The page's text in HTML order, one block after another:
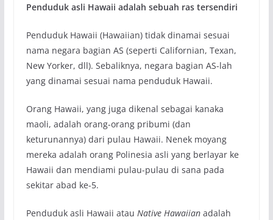
Penduduk asli Hawaii adalah sebuah ras tersendiri
Penduduk Hawaii (Hawaiian) tidak dinamai sesuai
nama negara bagian AS (seperti Californian, Texan,
New Yorker, dll). Sebaliknya, negara bagian AS-lah
yang dinamai sesuai nama penduduk Hawaii.
Orang Hawaii, yang juga dikenal sebagai kanaka
maoli, adalah orang-orang pribumi (dan
keturunannya) dari pulau Hawaii. Nenek moyang
mereka adalah orang Polinesia asli yang berlayar ke
Hawaii dan mendiami pulau-pulau di sana pada
sekitar abad ke-5.
Penduduk asli Hawaii atau Native Hawaiianadalah